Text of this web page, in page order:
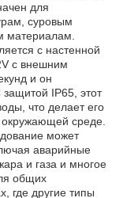
для
суровым
материалам.
с настенной
с внешним
и он
IP65, этот
что делает его
среде.
может
аварийные
и газа и многое
общих
где другие типы